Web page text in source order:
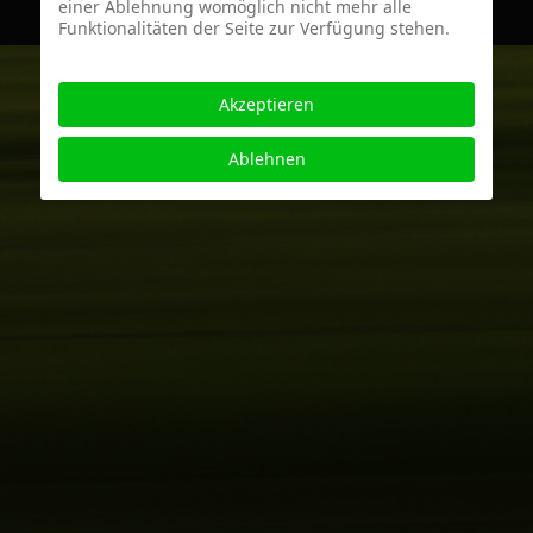
einer Ablehnung womöglich nicht mehr alle
Funktionalitäten der Seite zur Verfügung stehen.
Akzeptieren
Ablehnen